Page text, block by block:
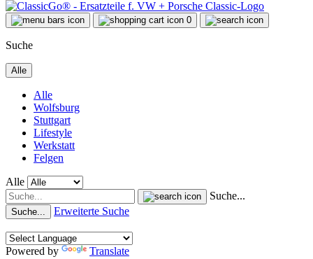
0
Suche
Alle
Alle
Wolfsburg
Stuttgart
Lifestyle
Werkstatt
Felgen
Alle
Suche...
Suche... Erweiterte Suche
Powered by
Translate